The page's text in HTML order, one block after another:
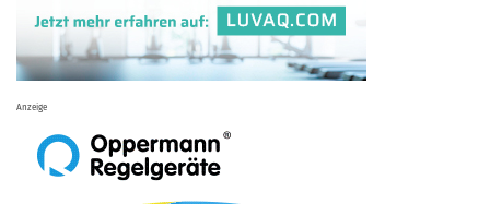
Anzeige